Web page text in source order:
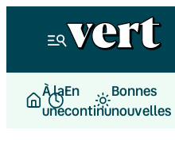
À la
une
En
continu
Bonnes
nouvelles